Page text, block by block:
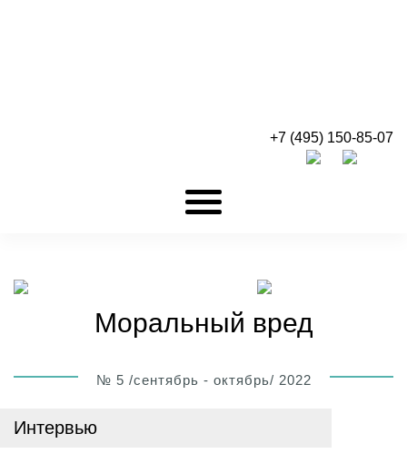
+7 (495) 150-85-07
Моральный вред
№ 5 /сентябрь - октябрь/ 2022
Интервью